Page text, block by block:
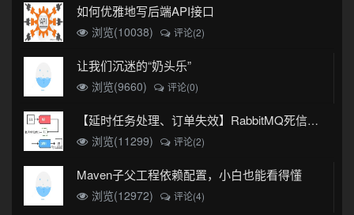
如何优雅地写后端API接口
浏览(10038) 评论(2)
让我们沉迷的“奶头乐”
浏览(9660) 评论(0)
【延时任务处理、订单失效】RabbitMQ死信队列实现
浏览(11299)
评论(2)
Maven子父工程依赖配置，小白也能看得懂
浏览(12972) 评论(4)